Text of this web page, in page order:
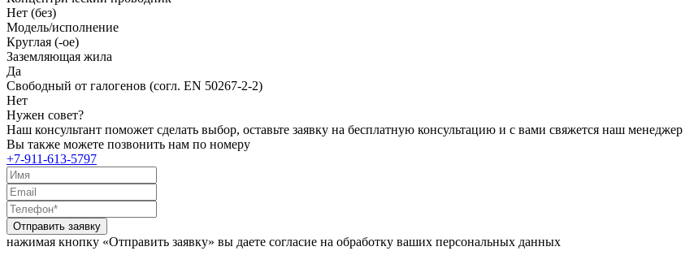
Нет (без)
Модель/исполнение
Круглая (-ое)
Заземляющая жила
Да
Свободный от галогенов (согл. EN 50267-2-2)
Нет
Нужен совет?
Наш консультант поможет сделать выбор, оставьте заявку на бесплатную консультацию и с вами свяжется наш менеджер
Вы также можете позвонить нам по номеру
+7-911-613-5797
Отправить заявку
нажимая кнопку «Отправить заявку» вы даете согласие на обработку ваших персональных данных